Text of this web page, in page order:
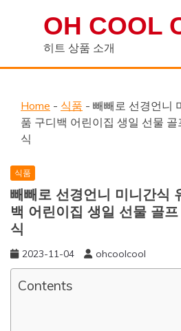
OH COOL
히트 상품 소개
Home - 식품 - 빼빼로 선경언니
품 구디백 어린이집 생일 선물
식
식품
빼빼로 선경언니 미니간식
백 어린이집 생일 선물 골
식
2023-11-04 ohcoolcool
Contents